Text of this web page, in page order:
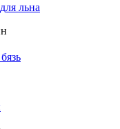
льна